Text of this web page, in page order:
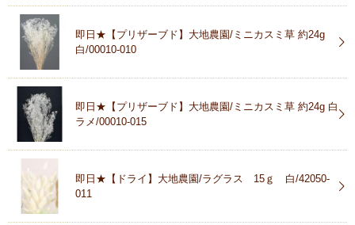
即日★【プリザーブド】大地農園/ミニカスミ草 約24g
白/00010-010
即日★【プリザーブド】大地農園/ミニカスミ草 約24g 白
ラメ/00010-015
即日★【ドライ】大地農園/ラグラス 15ｇ 白/42050-
011